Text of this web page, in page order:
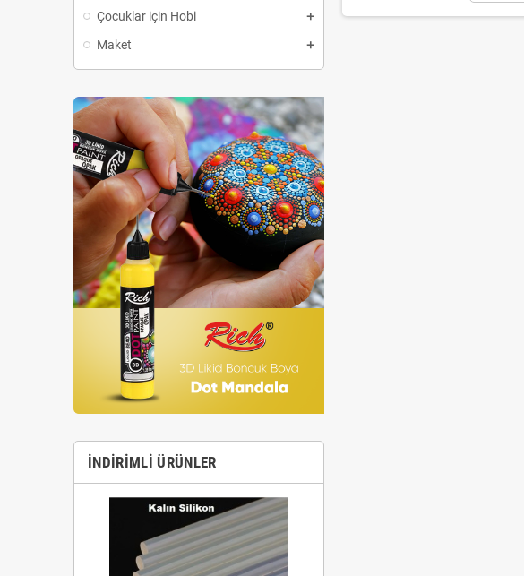
Çocuklar için Hobi
Maket
İNDIRIMLI ÜRÜNLER